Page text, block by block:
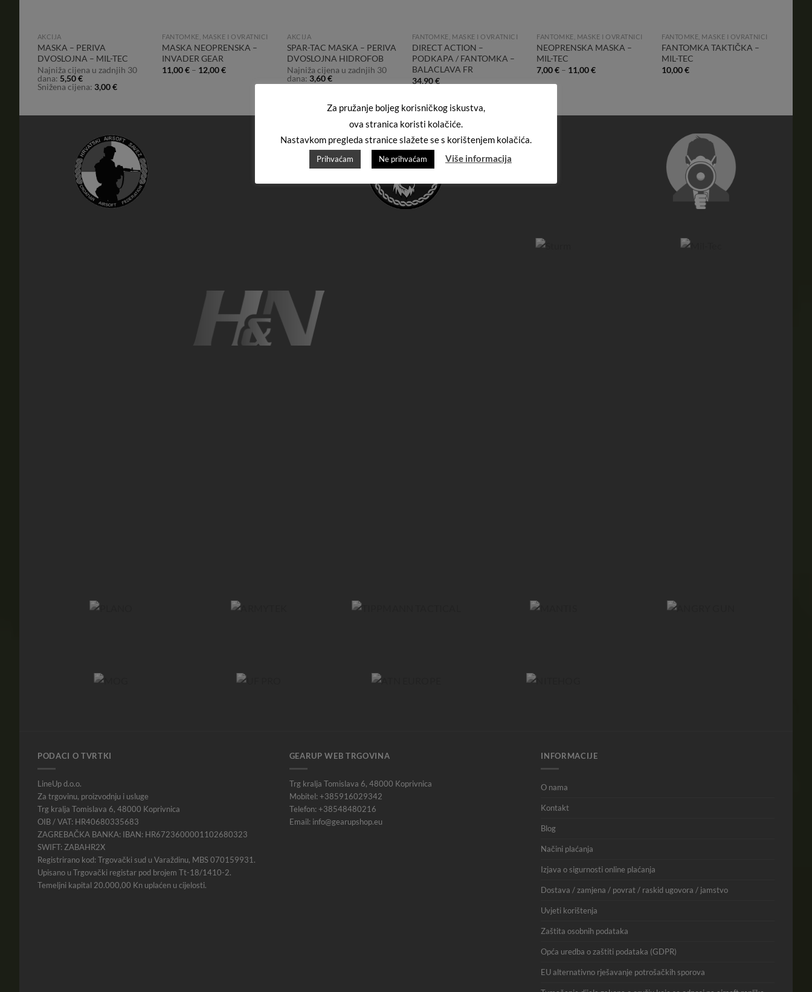
AKCIJA
MASKA – PERIVA
DVOSLOJNA – MIL-TEC
Najniža cijena u zadnjih 30
dana: 5,50€
Snižena cijena: 3,00€
FANTOMKE, MASKE I OVRATNICI
MASKA NEOPRENSKA –
INVADER GEAR
11,00€ – 12,00€
AKCIJA
SPAR-TAC MASKA – PERIVA
DVOSLOJNA HIDROFOB
Najniža cijena u zadnjih 30
dana: 3,60€
Snižena cijena:3,00€
FANTOMKE, MASKE I OVRATNICI
DIRECT ACTION –
PODKAPA / FANTOMKA –
BALACLAVA FR
34,90€
FANTOMKE, MASKE I OVRATNICI
NEOPRENSKA MASKA –
MIL-TEC
7,00€ – 11,00€
FANTOMKE, MASKE I OVRATNICI
FANTOMKA TAKTIČKA –
MIL-TEC
10,00€
PODACI O TVRTKI
LineUp d.o.o.
Za trgovinu, proizvodnju i usluge
Trg kralja Tomislava 6, 48000 Koprivnica
OIB / VAT: HR40680335683
ZAGREBAČKA BANKA: IBAN: HR6723600001102680323
SWIFT: ZABAHR2X
Registrirano kod: Trgovački sud u Varaždinu, MBS 070159931.
Upisano u Trgovački registar pod brojem Tt-18/1410-2.
Temeljni kapital 20.000,00 Kn uplaćen u cijelosti.
GEARUP WEB TRGOVINA
Trg kralja Tomislava 6, 48000 Koprivnica
Mobitel: +385916029342
Telefon: +38548480216
Email: info@gearupshop.eu
INFORMACIJE
O nama
Kontakt
Blog
Načini plaćanja
Izjava o sigurnosti online plaćanja
Dostava / zamjena / povrat / raskid ugovora / jamstvo
Uvjeti korištenja
Zaštita osobnih podataka
Opća uredba o zaštiti podataka (GDPR)
EU alternativno rješavanje potrošačkih sporova
Za pružanje boljeg korisničkog iskustva,
ova stranica koristi kolačiće.
Nastavkom pregleda stranice slažete se s korištenjem kolačića.
Prihvaćam Ne prihvaćam Više informacija